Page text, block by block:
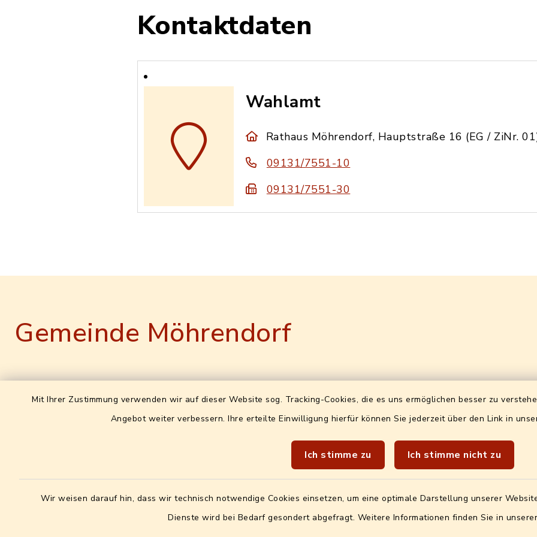
Mit Ihrer Zustimmung verwenden wir auf dieser Website sog. Tracking-Cookies, die es uns ermöglichen besser zu
Angebot weiter verbessern. Ihre erteilte Einwilligung hierfür können Sie jederzeit über den Link in
Ich stimme zu Ich stimme nicht zu
Wir weisen darauf hin, dass wir technisch notwendige Cookies einsetzen, um eine optimale Darstellung unserer
Dienste wird bei Bedarf gesondert abgefragt. Weitere Informationen finden Sie in
Kontaktdaten
Wahlamt
Rathaus Möhrendorf, Hauptstraße 16 (EG / ZiNr.
09131/7551-10
09131/7551-30
Gemeinde Möhrendorf
Gemeinde Möhrendorf
rathaus@moehrendorf.de
Leitweg-ID (für
XRechnungen)
09572142-24127590-92
Öffnungszeiten
Bürgeramt
ohne
Do8-12 + 14-17 h und
mitOnline-
Bürgeramt: Mo bis Mi